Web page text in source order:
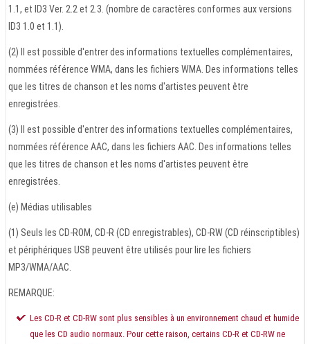
1.1, et ID3 Ver. 2.2 et 2.3. (nombre de caractères conformes aux versions
ID3 1.0 et 1.1).
(2) Il est possible d'entrer des informations textuelles complémentaires,
nommées référence WMA, dans les fichiers WMA. Des informations telles
que les titres de chanson et les noms d'artistes peuvent être
enregistrées.
(3) Il est possible d'entrer des informations textuelles complémentaires,
nommées référence AAC, dans les fichiers AAC. Des informations telles
que les titres de chanson et les noms d'artistes peuvent être
enregistrées.
(e) Médias utilisables
(1) Seuls les CD-ROM, CD-R (CD enregistrables), CD-RW (CD réinscriptibles)
et périphériques USB peuvent être utilisés pour lire les fichiers
MP3/WMA/AAC.
REMARQUE:
Les CD-R et CD-RW sont plus sensibles à un environnement chaud et humide
que les CD audio normaux. Pour cette raison, certains CD-R et CD-RW ne